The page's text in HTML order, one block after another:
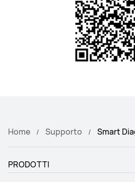
Home Supporto Smart
PRODOTTI